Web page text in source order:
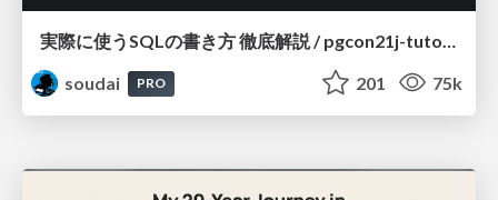
soudai
PRO 201 75k